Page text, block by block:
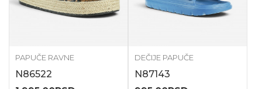
PAPUČE RAVNE
N86522
DEČIJE PAPUČE
N87143